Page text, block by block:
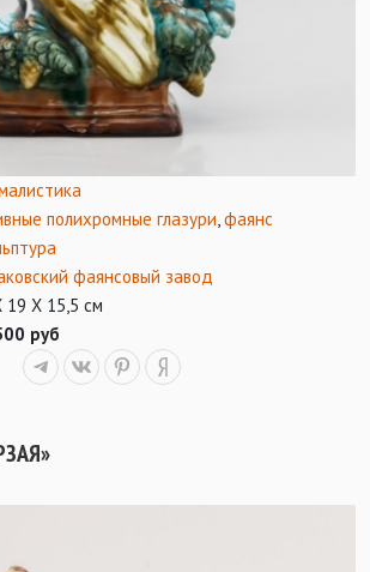
полихромные глазури,фаянс
фаянсовый завод
19 Х 15,5 см
руб